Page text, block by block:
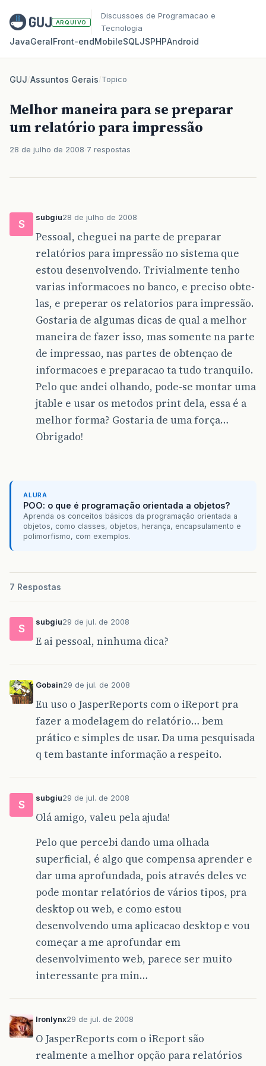
ARQUIVO
Discussoes de Programacao e
Tecnologia
JavaGeralFront‑endMobileSQLJSPHPAndroid
GUJ/Assuntos Gerais/Topico
Melhor maneira para se preparar
um relatório para impressão
28 de julho de 2008 7 respostas
S
subgiu28 de julho de 2008
Pessoal, cheguei na parte de preparar
relatórios para impressão no sistema que
estou desenvolvendo. Trivialmente tenho
varias informacoes no banco, e preciso obte-
las, e preperar os relatorios para impressão.
Gostaria de algumas dicas de qual a melhor
maneira de fazer isso, mas somente na parte
de impressao, nas partes de obtençao de
informacoes e preparacao ta tudo tranquilo.
Pelo que andei olhando, pode-se montar uma
jtable e usar os metodos print dela, essa é a
melhor forma? Gostaria de uma força…
Obrigado!
ALURA
POO: o que é programação orientada a objetos?
Aprenda os conceitos básicos da programação orientada a
objetos, como classes, objetos, herança, encapsulamento e
polimorfismo, com exemplos.
7 Respostas
S
subgiu29 de jul. de 2008
E ai pessoal, ninhuma dica?
Gobain29 de jul. de 2008
Eu uso o JasperReports com o iReport pra
fazer a modelagem do relatório… bem
prático e simples de usar. Da uma pesquisada
q tem bastante informação a respeito.
S
subgiu29 de jul. de 2008
Olá amigo, valeu pela ajuda!
Pelo que percebi dando uma olhada
superficial, é algo que compensa aprender e
dar uma aprofundada, pois através deles vc
pode montar relatórios de vários tipos, pra
desktop ou web, e como estou
desenvolvendo uma aplicacao desktop e vou
começar a me aprofundar em
desenvolvimento web, parece ser muito
interessante pra min…
Ironlynx29 de jul. de 2008
O JasperReports com o iReport são
realmente a melhor opção para relatórios